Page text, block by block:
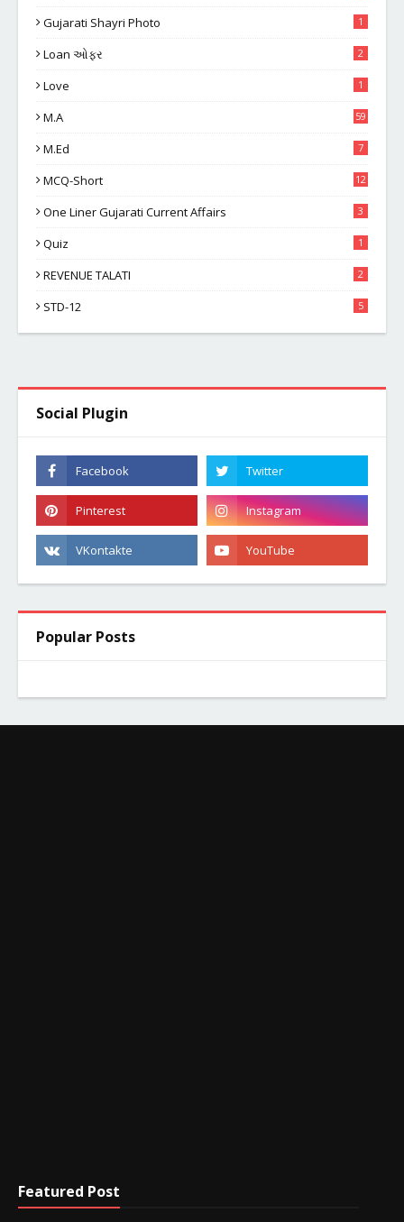
Gujarati Shayri Photo 1
Loan ઓફર 2
Love 1
M.A 59
M.Ed 7
MCQ-Short 12
One Liner Gujarati Current Affairs 3
Quiz 1
REVENUE TALATI 2
STD-12 5
Social Plugin
Popular Posts
Featured Post